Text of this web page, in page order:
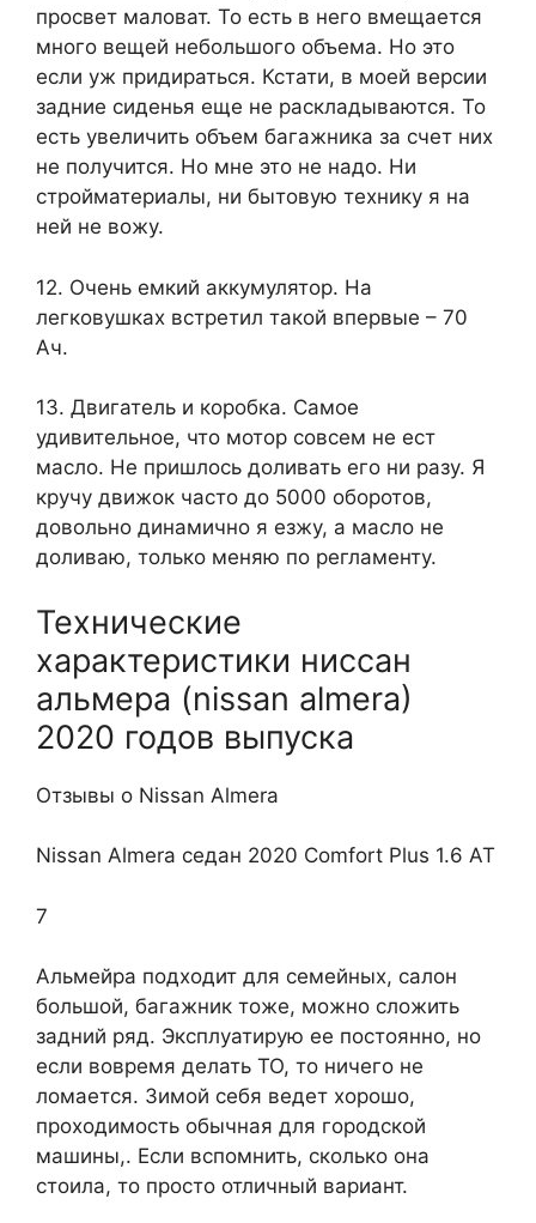
просвет маловат. То есть в него вмещается
много вещей небольшого объема. Но это
если уж придираться. Кстати, в моей версии
задние сиденья еще не раскладываются. То
есть увеличить объем багажника за счет них
не получится. Но мне это не надо. Ни
стройматериалы, ни бытовую технику я на
ней не вожу.
12. Очень емкий аккумулятор. На
легковушках встретил такой впервые – 70
Ач.
13. Двигатель и коробка. Самое
удивительное, что мотор совсем не ест
масло. Не пришлось доливать его ни разу. Я
кручу движок часто до 5000 оборотов,
довольно динамично я езжу, а масло не
доливаю, только меняю по регламенту.
Технические
характеристики ниссан
альмера (nissan almera)
2020 годов выпуска
Отзывы о Nissan Almera
Nissan Almera седан 2020 Comfort Plus 1.6 AT
7
Альмейра подходит для семейных, салон
большой, багажник тоже, можно сложить
задний ряд. Эксплуатирую ее постоянно, но
если вовремя делать ТО, то ничего не
ломается. Зимой себя ведет хорошо,
проходимость обычная для городской
машины,. Если вспомнить, сколько она
стоила, то просто отличный вариант.